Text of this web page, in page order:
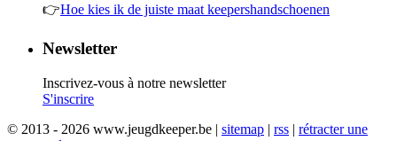
👉Hoe kies ik de juiste maat keepershandschoenen
Newsletter
Inscrivez-vous à notre newsletter
S'inscrire
© 2013 - 2026 www.jeugdkeeper.be | sitemap | rss | rétracter une